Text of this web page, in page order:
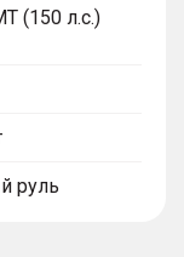
(150 л.с.)
руль